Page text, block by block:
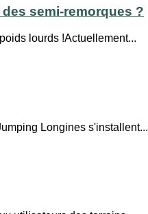
semi-remorques ?
lourds !Actuellement...
Longines s'installent...